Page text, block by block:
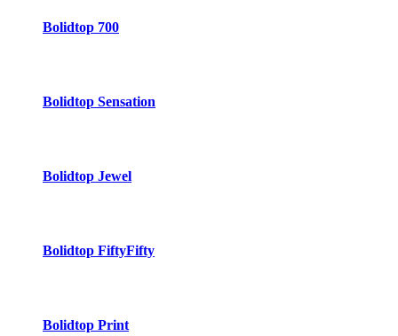
Bolidtop 700
Bolidtop Sensation
Bolidtop Jewel
Bolidtop FiftyFifty
Bolidtop Print